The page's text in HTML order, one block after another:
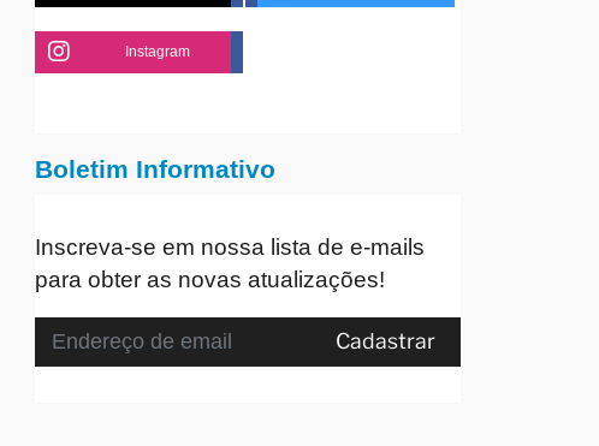
Instagram
Boletim Informativo
Inscreva-se em nossa lista de e-mails
para obter as novas atualizações!
Cadastrar